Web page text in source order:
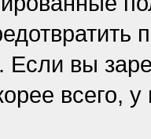
Если вы
всего,